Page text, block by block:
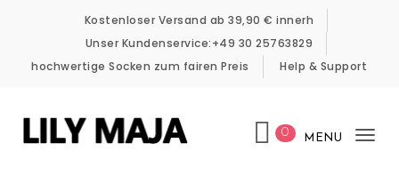
Kostenloser Versand ab 39,90 € innerh
Unser Kundenservice:+49 30 25763829
hochwertige Socken zum fairen Preis
Help & Support
0 MENU